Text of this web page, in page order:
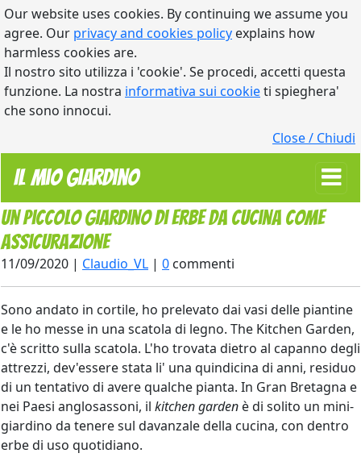
Our website uses cookies. By continuing we assume you
agree. Our privacy and cookies policy explains how
harmless cookies are.
Il nostro sito utilizza i 'cookie'. Se procedi, accetti questa
funzione. La nostra informativa sui cookieti spieghera'
che sono innocui.
Close / Chiudi
Il Mio Giardino
Un piccolo giardino di erbe da cucina come
assicurazione
11/09/2020 | Claudio_VL | 0 commenti
Sono andato in cortile, ho prelevato dai vasi delle piantine
e le ho messe in una scatola di legno. The Kitchen Garden,
c'è scritto sulla scatola. L'ho trovata dietro al capanno degli
attrezzi, dev'essere stata li' una quindicina di anni, residuo
di un tentativo di avere qualche pianta. In Gran Bretagna e
nei Paesi anglosassoni, il kitchen garden è di solito un mini-
giardino da tenere sul davanzale della cucina, con dentro
erbe di uso quotidiano.